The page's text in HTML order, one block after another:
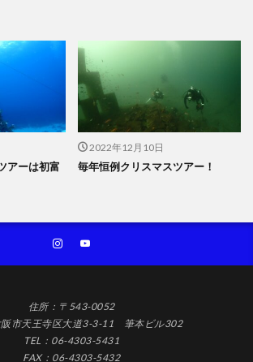
アーは初富
2022年12月10日
毎年恒例クリスマスツアー！
住所：〒543-0052
阪市天王寺区大道3-3-11 筆本ビル302
TEL：06-4303-5431
FAX：06-4303-5432